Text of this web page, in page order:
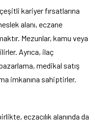
kariyer fırsatlarına
alanı, eczane
Mezunlar, kamu veya
Ayrıca, ilaç
medikal satış
imkanına sahiptirler.
eczacılık alanında da